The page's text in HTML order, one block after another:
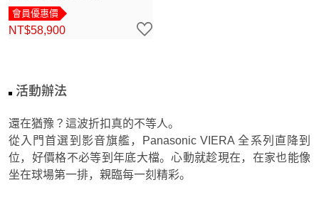
會員優惠價
NT$58,900
活動辦法
還在猶豫？這波折扣真的不等人。
從入門首選到影音旗艦，Panasonic VIERA 全系列直降到
位，好價格不必等到年底大檔。心動就趁現在，在家也能像
坐在球場第一排，親臨每一刻精彩。